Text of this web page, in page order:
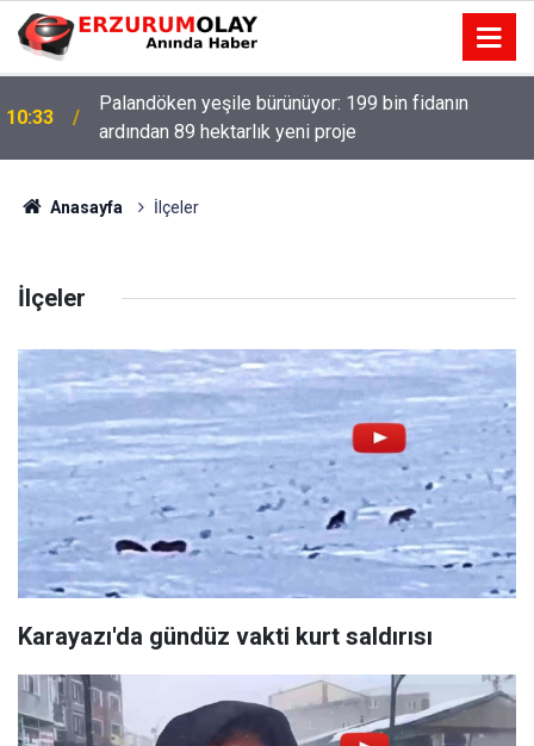
10:33
Palandöken yeşile bürünüyor: 199 bin fidanın
ardından 89 hektarlık yeni proje
Anasayfa İlçeler
İlçeler
Karayazı'da gündüz vakti kurt saldırısı